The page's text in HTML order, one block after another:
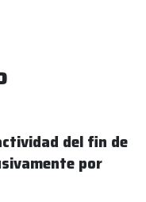
del fin de
por